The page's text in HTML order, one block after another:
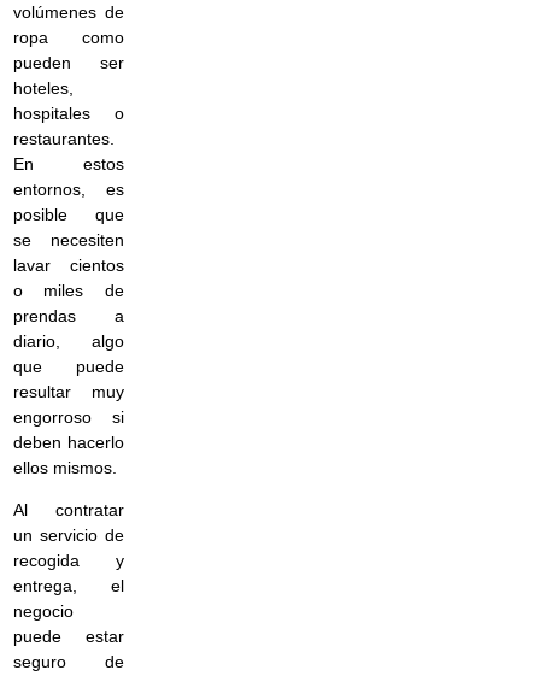
volúmenes de
ropa como
pueden ser
hoteles,
hospitales o
restaurantes.
En estos
entornos, es
posible que
se necesiten
lavar cientos
o miles de
prendas a
diario, algo
que puede
resultar muy
engorroso si
deben hacerlo
ellos mismos.
Al contratar
un servicio de
recogida y
entrega, el
negocio
puede estar
seguro de